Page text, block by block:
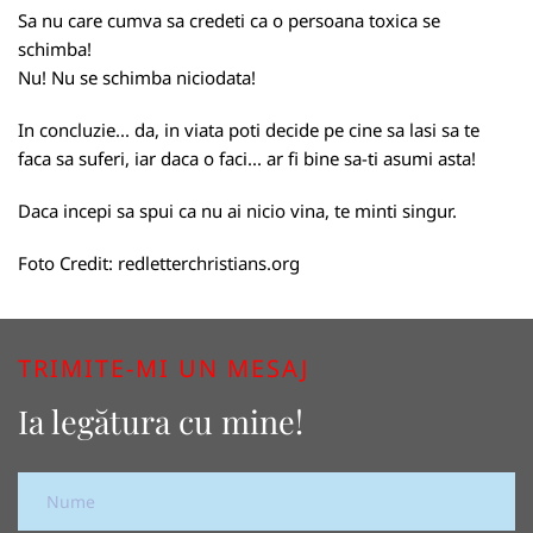
Sa nu care cumva sa credeti ca o persoana toxica se
schimba!
Nu! Nu se schimba niciodata!
In concluzie... da, in viata poti decide pe cine sa lasi sa te
faca sa suferi, iar daca o faci... ar fi bine sa-ti asumi asta!
Daca incepi sa spui ca nu ai nicio vina, te minti singur.
Foto Credit: redletterchristians.org
TRIMITE-MI UN MESAJ
Ia legătura cu mine!